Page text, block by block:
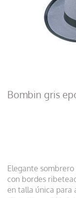
Bombin gris
Elegante
con bordes
en talla única para